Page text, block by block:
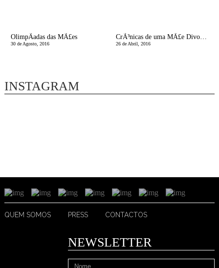
OlimpÃ­adas das MÃ£es
30 de Agosto, 2016
CrÃ³nicas de uma MÃ£e Divorciada | Aquelas Amizades
26 de Abril, 2016
INSTAGRAM
QUEM SOMOS PRESS CONTACTOS
NEWSLETTER